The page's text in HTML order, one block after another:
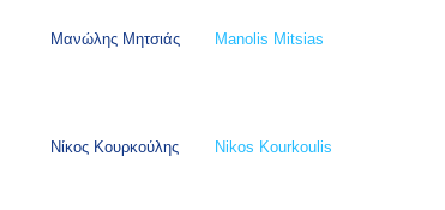
Μανώλης Μητσιάς Manolis Mitsias
Νίκος Κουρκούλης Nikos Kourkoulis